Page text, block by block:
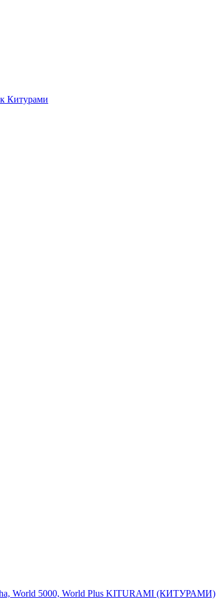
Китурами
World 5000, World Plus KITURAMI (КИТУРАМИ)